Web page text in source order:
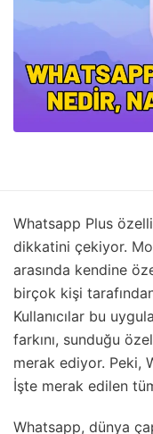
Whatsapp Plus
dikkatini çekiyor.
arasında kendine
birçok kişi
Kullanıcılar bu
farkını, sunduğu
merak ediyor. Peki,
İşte merak edilen
Whatsapp, dünya